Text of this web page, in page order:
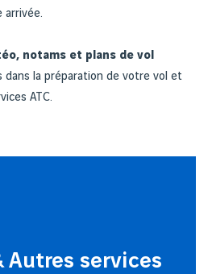
arrivée.
notams et plans de vol
dans la préparation de votre vol et
ATC.
Autres services